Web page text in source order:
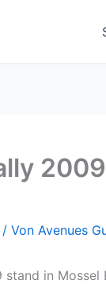
/ Von Avenues
in